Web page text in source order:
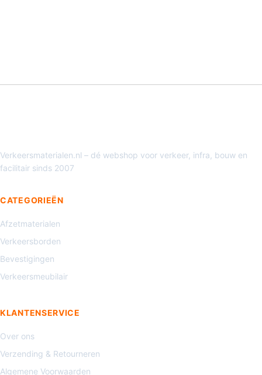
Verkeersmaterialen.nl – dé webshop voor verkeer, infra, bouw en
facilitair sinds 2007
CATEGORIEËN
Afzetmaterialen
Verkeersborden
Bevestigingen
Verkeersmeubilair
KLANTENSERVICE
Over ons
Verzending & Retourneren
Algemene Voorwaarden